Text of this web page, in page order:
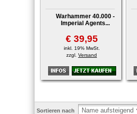
Warhammer 40.000 -
Imperial Agents...
€ 39,95
inkl. 19% MwSt.
zzgl. Versand
Sortieren nach